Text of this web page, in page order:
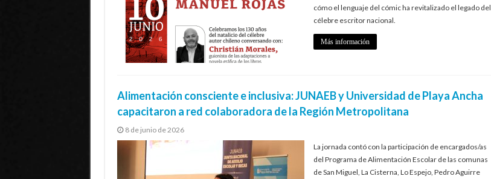
cómo el lenguaje del cómic ha revitalizado el legado del
célebre escritor nacional.
Más información
Alimentación consciente e inclusiva: JUNAEB y Universidad de Playa Ancha
capacitaron a red colaboradora de la Región Metropolitana
8 de junio de 2026
La jornada contó con la participación de encargados/as
del Programa de Alimentación Escolar de las comunas
de San Miguel, La Cisterna, Lo Espejo, Pedro Aguirre